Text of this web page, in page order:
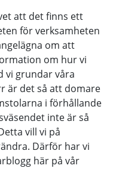
att det finns ett
för verksamheten
om att
om hur vi
vi grundar våra
är det så att domare
i förhållande
inte är så
vill vi på
Därför har vi
här på vår